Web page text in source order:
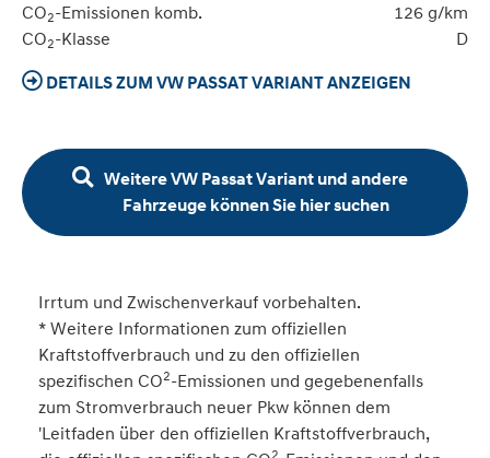
CO2-Emissionen komb.
126 g/km
CO2-Klasse D
DETAILS ZUM VW PASSAT VARIANT ANZEIGEN
Weitere VW Passat Variant und andere
Fahrzeuge können Sie hier suchen
Irrtum und Zwischenverkauf vorbehalten.
* Weitere Informationen zum offiziellen
Kraftstoffverbrauch und zu den offiziellen
spezifischen CO2-Emissionen und gegebenenfalls
zum Stromverbrauch neuer Pkw können dem
'Leitfaden über den offiziellen Kraftstoffverbrauch,
2